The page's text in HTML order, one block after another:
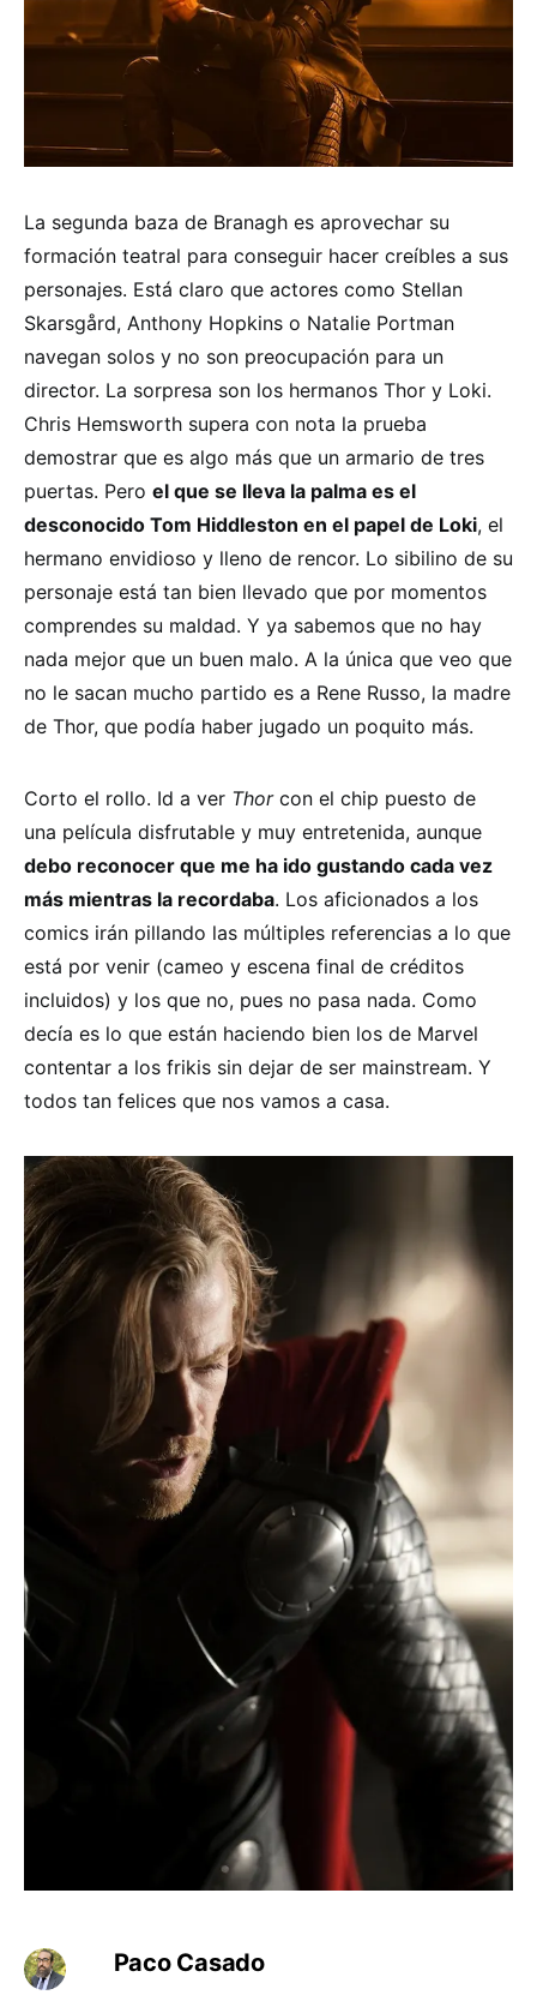
La segunda baza de Branagh es aprovechar su
formación teatral para conseguir hacer creíbles a sus
personajes. Está claro que actores como Stellan
Skarsgård, Anthony Hopkins o Natalie Portman
navegan solos y no son preocupación para un
director. La sorpresa son los hermanos Thor y Loki.
Chris Hemsworth supera con nota la prueba
demostrar que es algo más que un armario de tres
puertas. Pero el que se lleva la palma es el
desconocido Tom Hiddleston en el papel de Loki, el
hermano envidioso y lleno de rencor. Lo sibilino de su
personaje está tan bien llevado que por momentos
comprendes su maldad. Y ya sabemos que no hay
nada mejor que un buen malo. A la única que veo que
no le sacan mucho partido es a Rene Russo, la madre
de Thor, que podía haber jugado un poquito más.
Corto el rollo. Id a ver Thorcon el chip puesto de
una película disfrutable y muy entretenida, aunque
debo reconocer que me ha ido gustando cada vez
más mientras la recordaba. Los aficionados a los
comics irán pillando las múltiples referencias a lo que
está por venir (cameo y escena final de créditos
incluidos) y los que no, pues no pasa nada. Como
decía es lo que están haciendo bien los de Marvel
contentar a los frikis sin dejar de ser mainstream. Y
todos tan felices que nos vamos a casa.
Paco Casado